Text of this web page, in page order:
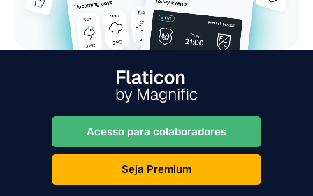
Acesso para colaboradores
Seja Premium